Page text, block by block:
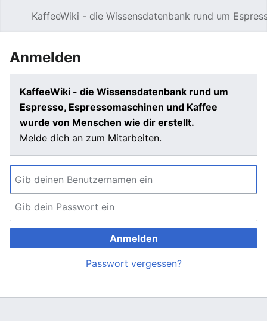
KaffeeWiki - die Wissensdatenbank rund um
Anmelden
KaffeeWiki - die Wissensdatenbank rund um
Espresso, Espressomaschinen und Kaffee
wurde von Menschen wie dir erstellt.
Melde dich an zum Mitarbeiten.
Anmelden
Passwort vergessen?